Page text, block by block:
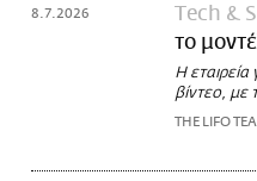
8.7.2026 Τech &
το
H
βίντεο, με
THE LIFO